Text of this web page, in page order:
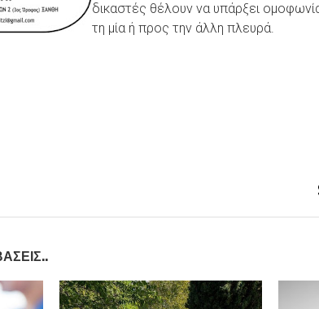
δικαστές θέλουν να υπάρξει
τη μία ή προς την άλλη πλευρά.